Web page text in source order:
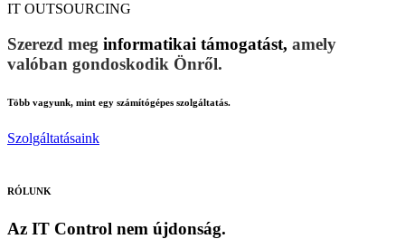
IT OUTSOURCING
Szerezd meg informatikai támogatást, amely
valóban gondoskodik Önről.
Több vagyunk, mint egy számítógépes szolgáltatás.
Szolgáltatásaink
RÓLUNK
Az IT Control nem újdonság.